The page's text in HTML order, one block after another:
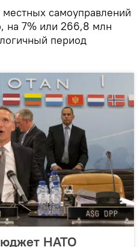
самоуправлений
на 7% или 266,8 млн
период
НАТО